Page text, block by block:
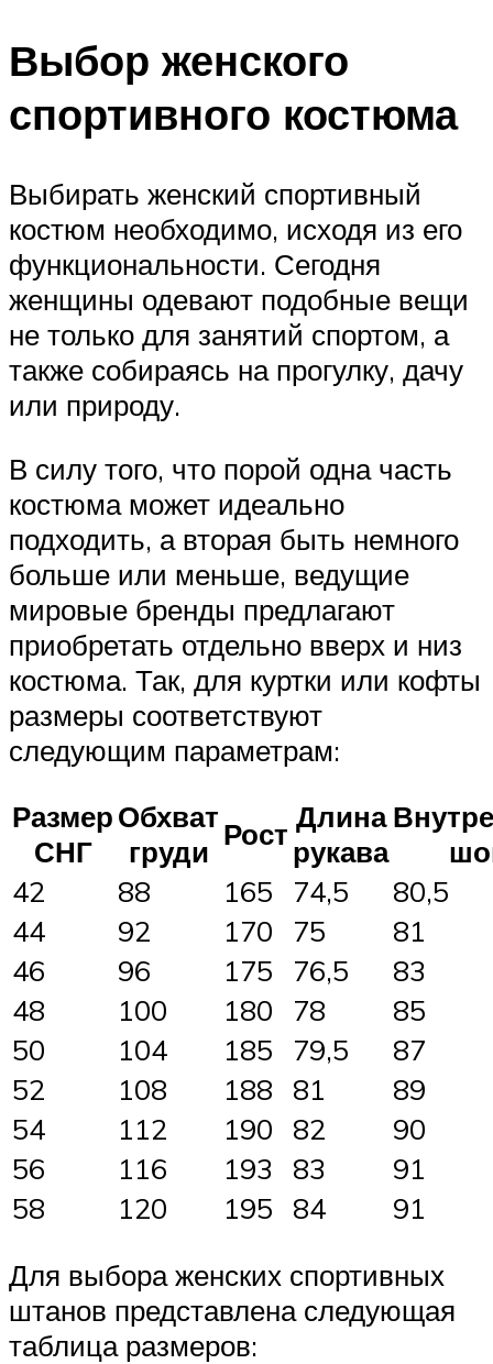
Выбор женского
спортивного костюма
Выбирать женский спортивный
костюм необходимо, исходя из его
функциональности. Сегодня
женщины одевают подобные вещи
не только для занятий спортом, а
также собираясь на прогулку, дачу
или природу.
В силу того, что порой одна часть
костюма может идеально
подходить, а вторая быть немного
больше или меньше, ведущие
мировые бренды предлагают
приобретать отдельно вверх и низ
костюма. Так, для куртки или кофты
размеры соответствуют
следующим параметрам:
Размер
СНГ
Обхват
груди Рост Длина
рукава
42
88 165 74,5
80,5
44
92 170 75
81
46
96 175 76,5
83
48
100 180 78
85
50
104 185 79,5
87
52
108 188 81
89
54
112 190 82
90
56
116 193 83
91
58
120 195 84
91
Для выбора женских спортивных
штанов представлена следующая
таблица размеров: